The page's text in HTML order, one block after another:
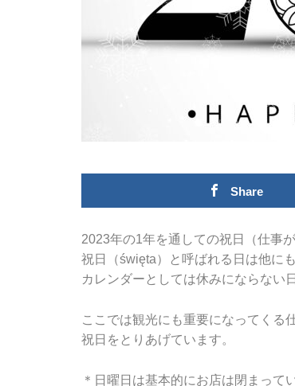
Share
2023年の1年を通しての祝日（仕事
祝日（święta）と呼ばれる日は他に
カレンダーとしては休みにならない
ここでは観光にも重要になってくる
祝日をとりあげています。
＊日曜日は基本的にお店は閉まって